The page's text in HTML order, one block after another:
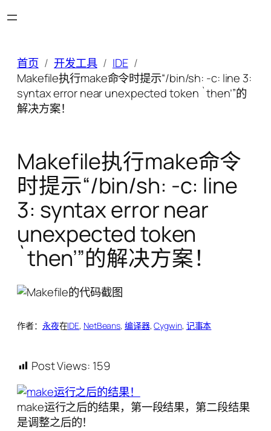
首页 开发工具
IDE
Makefile执行make命令时提示“/bin/sh: -c: line 3:
syntax error near unexpected token `then’”的
解决方案！
Makefile执行make命令
时提示“/bin/sh: -c: line
3: syntax error near
unexpected token
`then’”的解决方案！
作者： 永夜在IDE, NetBeans, 编译器, Cygwin, 记事本
Post Views: 159
make运行之后的结果，第一段结果，第二段结果
是调整之后的！